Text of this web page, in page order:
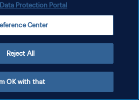
إدارة تفضيلات ملفات تعريف الارتباط
Data Protection Portal
Center
Reject All
OK with that